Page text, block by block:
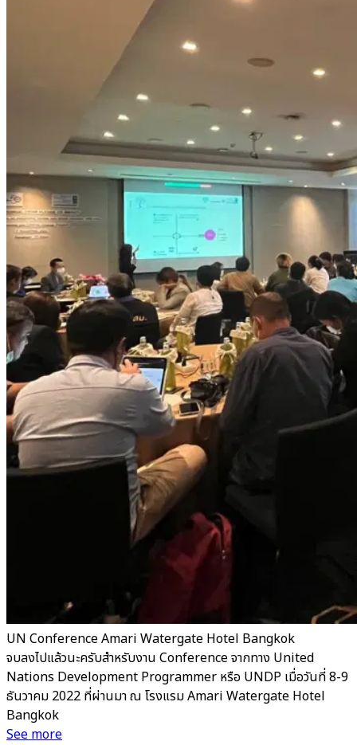
UN Conference Amari Watergate Hotel Bangkok
จบลงไปแล้วนะครับสำหรับงาน Conference จากทาง United
Nations Development Programmer หรือ UNDP เมื่อวันที่ 8-9
ธันวาคม 2022 ที่ผ่านมา ณ โรงแรม Amari Watergate Hotel
Bangkok
See more